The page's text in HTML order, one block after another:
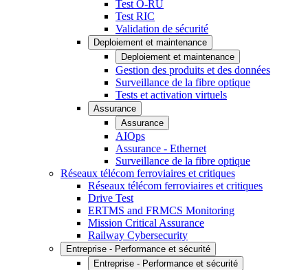
Test O-RU
Test RIC
Validation de sécurité
Deploiement et maintenance
Deploiement et maintenance
Gestion des produits et des données
Surveillance de la fibre optique
Tests et activation virtuels
Assurance
Assurance
AIOps
Assurance - Ethernet
Surveillance de la fibre optique
Réseaux télécom ferroviaires et critiques
Réseaux télécom ferroviaires et critiques
Drive Test
ERTMS and FRMCS Monitoring
Mission Critical Assurance
Railway Cybersecurity
Entreprise - Performance et sécurité
Entreprise - Performance et sécurité